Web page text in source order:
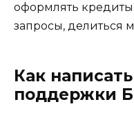
оформлять
запросы, делиться
Как
поддержки